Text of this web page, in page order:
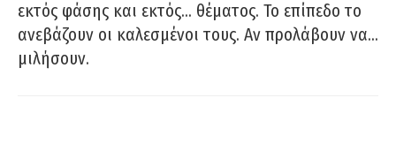
εκτός φάσης και εκτός… θέματος. Το επίπεδο το
ανεβάζουν οι καλεσμένοι τους. Αν προλάβουν να…
μιλήσουν.